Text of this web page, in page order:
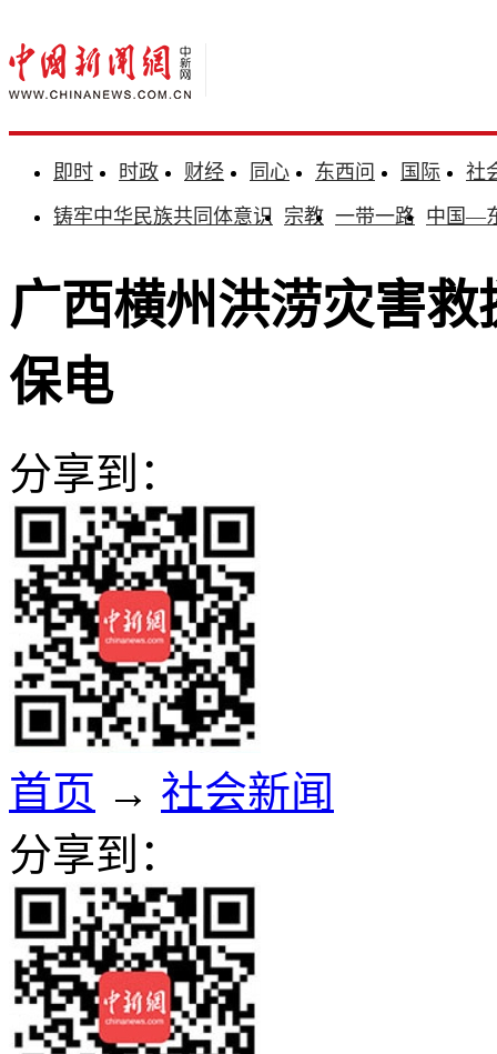
即时 时政 财经 同心 东西问 国际
社
铸牢中华民族共同体意识 宗教 一带一路 中国—
广西横州洪涝灾害
保电
分享到：
首页 → 社会新闻
分享到：